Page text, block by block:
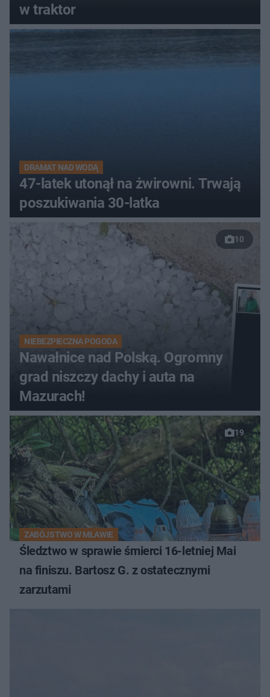
w traktor
DRAMAT NAD WODĄ
47-latek utonął na żwirowni. Trwają
poszukiwania 30-latka
10
NIEBEZPIECZNA POGODA
Nawałnice nad Polską. Ogromny
grad niszczy dachy i auta na
Mazurach!
19
ZABÓJSTWO W MŁAWIE
Śledztwo w sprawie śmierci 16-letniej Mai
na finiszu. Bartosz G. z ostatecznymi
zarzutami